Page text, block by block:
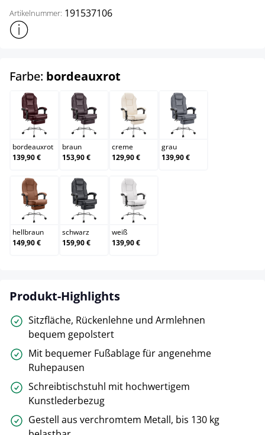
Artikelnummer: 191537106
Weitere Produktinformationen anzeigen
Farbe: bordeauxrot
bordeauxrot
bordeauxrot
139,90 €
braun
braun
153,90 €
creme
creme
129,90 €
grau
grau
139,90 €
hellbraun
hellbraun
149,90 €
schwarz
schwarz
159,90 €
weiß
weiß
139,90 €
Produkt-Highlights
Sitzfläche, Rückenlehne und Armlehnen
bequem gepolstert
Mit bequemer Fußablage für angenehme
Ruhepausen
Schreibtischstuhl mit hochwertigem
Kunstlederbezug
Gestell aus verchromtem Metall, bis 130 kg